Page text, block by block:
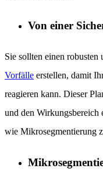
Von einer
Sie sollten einen robusten
Vorfälle erstellen, damit
reagieren kann. Dieser
und den
wie Mikrosegmentierung